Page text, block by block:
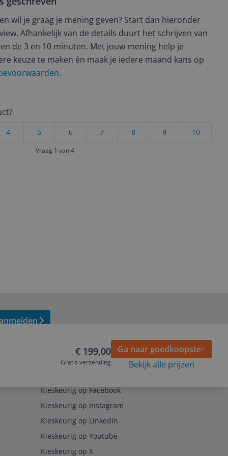
wil je graag je mening geven? Start dan hieronder
Afhankelijk van de details duurt het schrijven van
de 3 en 10 minuten. Met jouw mening help je
keuze te maken én maak je iedere maand kans op
10
9
8
7
6
5
4
Vraag 1 van 4
€ 199,00
Gratis verzending
Ga naar goedkoopste
Bekijk alle prijzen
Kieskeurig op Facebook
Kieskeurig op Instagram
Kieskeurig op LinkedIn
Kieskeurig op Youtube
Kieskeurig op X